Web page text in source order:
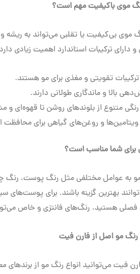
موی باکیفیت مهم است؟
موی بی‌کیفیت یا تقلبی می‌تواند به
و دارای ترکیبات استاندارد اهمیت زیادی
ترکیبات تقویتی و مغذی برای مو هستند.
بالا و ماندگاری طولانی دارند.
متنوع از بلوندهای روشن تا قهوه‌ای
و روغن‌های گیاهی برای محافظت
شما مناسب است؟
به عوامل مختلفی مثل رنگ پوست، رنگ
بهترین گزینه باشند. برای پوست‌های
فصلی هستید، رنگ‌های فانتزی و خاص
رنگ مو اصل از فارن فیت
فیت می‌توانید انواع رنگ مو از برندهای